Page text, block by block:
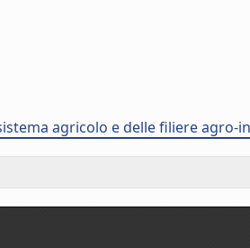
agricolo e delle filiere agro-